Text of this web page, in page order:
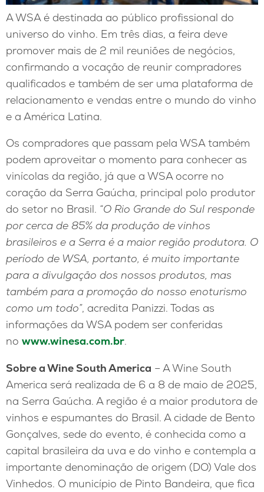
A WSA é destinada ao público profissional do
universo do vinho. Em três dias, a feira deve
promover mais de 2 mil reuniões de negócios,
confirmando a vocação de reunir compradores
qualificados e também de ser uma plataforma de
relacionamento e vendas entre o mundo do vinho
e a América Latina.
Os compradores que passam pela WSA também
podem aproveitar o momento para conhecer as
vinícolas da região, já que a WSA ocorre no
coração da Serra Gaúcha, principal polo produtor
do setor no Brasil. “O Rio Grande do Sul responde
por cerca de 85% da produção de vinhos
brasileiros e a Serra é a maior região produtora. O
período de WSA, portanto, é muito importante
para a divulgação dos nossos produtos, mas
também para a promoção do nosso enoturismo
como um todo”, acredita Panizzi. Todas as
informações da WSA podem ser conferidas
no www.winesa.com.br.
Sobre a Wine South America – A Wine South
America será realizada de 6 a 8 de maio de 2025,
na Serra Gaúcha. A região é a maior produtora de
vinhos e espumantes do Brasil. A cidade de Bento
Gonçalves, sede do evento, é conhecida como a
capital brasileira da uva e do vinho e contempla a
importante denominação de origem (DO) Vale dos
Vinhedos. O município de Pinto Bandeira, que fica